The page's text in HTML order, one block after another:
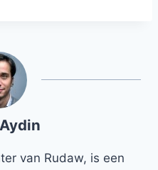
van Rudaw, is een